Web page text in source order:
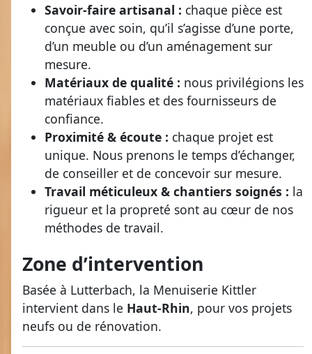
Savoir-faire artisanal : chaque pièce est
conçue avec soin, qu’il s’agisse d’une porte,
d’un meuble ou d’un aménagement sur
mesure.
Matériaux de qualité : nous privilégions les
matériaux fiables et des fournisseurs de
confiance.
Proximité & écoute : chaque projet est
unique. Nous prenons le temps d’échanger,
de conseiller et de concevoir sur mesure.
Travail méticuleux & chantiers soignés : la
rigueur et la propreté sont au cœur de nos
méthodes de travail.
Zone d’intervention
Basée à Lutterbach, la Menuiserie Kittler
intervient dans le Haut-Rhin, pour vos projets
neufs ou de rénovation.